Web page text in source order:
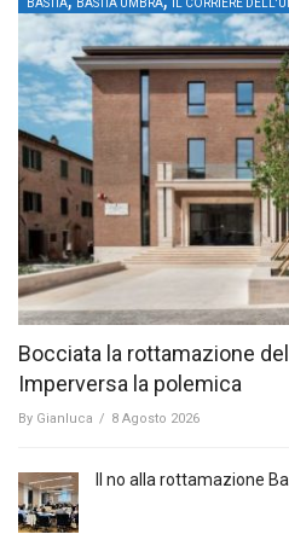
BASTIA BASTIA UMBRA IL CORRIERE
Bocciata la rottamazione
Imperversa la polemica
By Gianluca / 8 Agosto 2026
Il no alla rottamazione